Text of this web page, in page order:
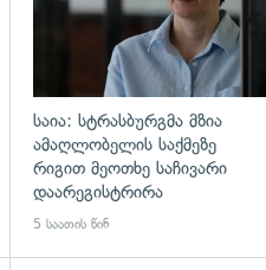
საია: სტრასბურგმა მზია
ამაღლობელის საქმეზე
რიგით მეოთხე საჩივარი
დაარეგისტრირა
5 საათის წინ